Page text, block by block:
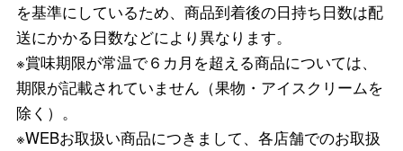
を基準にしているため、商品到着後の日持ち日数は配
送にかかる日数などにより異なります。
※賞味期限が常温で６カ月を超える商品については、
期限が記載されていません（果物・アイスクリームを
除く）。
※WEBお取扱い商品につきまして、各店舗でのお取扱